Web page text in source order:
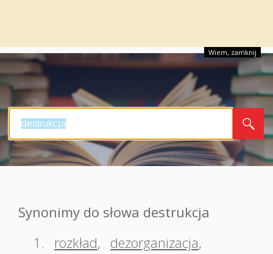
Wiem, zamknij
Synonimy do słowa destrukcja
1.
rozkład, dezorganizacja,